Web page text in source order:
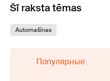
Šī raksta tēmas
Automašīnas
Популярные